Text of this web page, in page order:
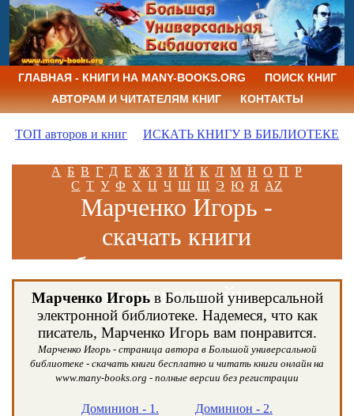
ГЛАВНАЯ - КНИГИ НА MANY-BOOKS.ORG
ПОИСК КНИГ
АВТОРАМ И ЧИТАТЕЛЯМ КНИГ
КОНТАКТЫ
ТОП авторов и книг ИСКАТЬ КНИГУ В БИБЛИОТЕКЕ
А Б В Г Д Е Ж З И Й К Л М Н О П Р
С Т У Ф Х Ц Ч Ш Щ Э Ю Я AZ
Марченко Игорь -
скачать книги
бесплатно и читать
книги онлайн
Марченко Игорьв Большой универсальной
электронной библиотеке. Надемеся, что как
писатель, Марченко Игорь вам понравится.
Марченко Игорь - страница автора в Большой универсальной
библиотеке - скачать книги бесплатно и читать книги онлайн на
www.many-books.org - полные версии без регистрации
Доминион - 1.
Доминион - 2.